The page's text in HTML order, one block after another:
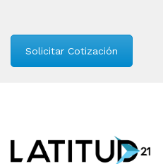
Solicitar Cotización